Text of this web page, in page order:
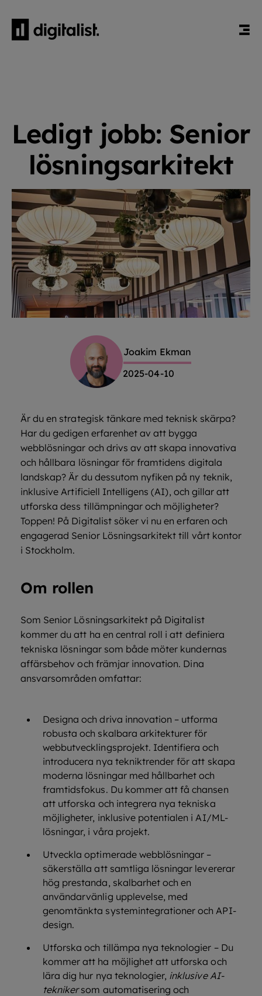
Ledigt jobb: Senior
lösningsarkitekt
Joakim Ekman
2025-04-10
Är du en strategisk tänkare med teknisk skärpa?
Har du gedigen erfarenhet av att bygga
webblösningar och drivs av att skapa innovativa
och hållbara lösningar för framtidens digitala
landskap? Är du dessutom nyfiken på ny teknik,
inklusive Artificiell Intelligens (AI), och gillar att
utforska dess tillämpningar och möjligheter?
Toppen! På Digitalist söker vi nu en erfaren och
engagerad Senior Lösningsarkitekt till vårt kontor
i Stockholm.
Om rollen
Som Senior Lösningsarkitekt på Digitalist
kommer du att ha en central roll i att definiera
tekniska lösningar som både möter kundernas
affärsbehov och främjar innovation. Dina
ansvarsområden omfattar:
Designa och driva innovation – utforma
robusta och skalbara arkitekturer för
webbutvecklingsprojekt. Identifiera och
introducera nya tekniktrender för att skapa
moderna lösningar med hållbarhet och
framtidsfokus. Du kommer att få chansen
att utforska och integrera nya tekniska
möjligheter, inklusive potentialen i AI/ML-
lösningar, i våra projekt.
Utveckla optimerade webblösningar –
säkerställa att samtliga lösningar levererar
hög prestanda, skalbarhet och en
användarvänlig upplevelse, med
genomtänkta systemintegrationer och API-
design.
Utforska och tillämpa nya teknologier – Du
kommer att ha möjlighet att utforska och
lära dig hur nya teknologier, inklusive AI-
teknikersom automatisering och